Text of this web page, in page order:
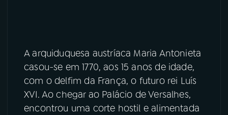
A arquiduquesa austríaca Maria Antonieta
casou-se em 1770, aos 15 anos de idade,
com o delfim da França, o futuro rei Luís
XVI. Ao chegar ao Palácio de Versalhes,
encontrou uma corte hostil e alimentada